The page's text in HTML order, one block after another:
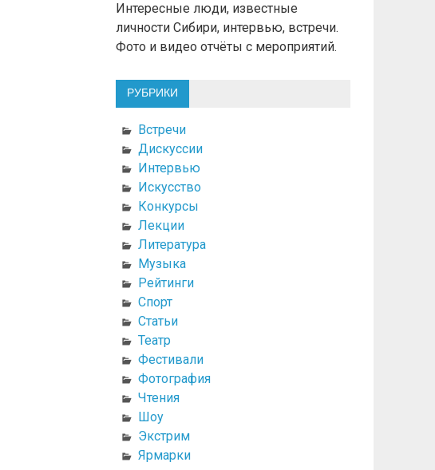
Интересные люди, известные
личности Сибири, интервью, встречи.
Фото и видео отчёты с мероприятий.
РУБРИКИ
Встречи
Дискуссии
Интервью
Искусство
Конкурсы
Лекции
Литература
Музыка
Рейтинги
Спорт
Статьи
Театр
Фестивали
Фотография
Чтения
Шоу
Экстрим
Ярмарки